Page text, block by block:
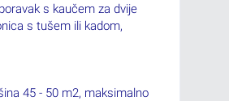
s kaučem za dvije
s tušem ili kadom,
45 - 50 m2, maksimalno